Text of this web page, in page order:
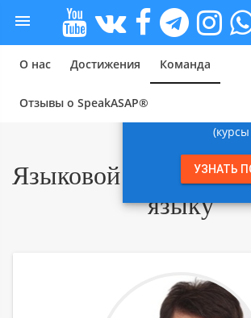
 Языковой спецназ.
О нас Достижения Команда
Отзывы о SpeakASAP®
Языковой спецназ по
языку
УЗНАТЬ